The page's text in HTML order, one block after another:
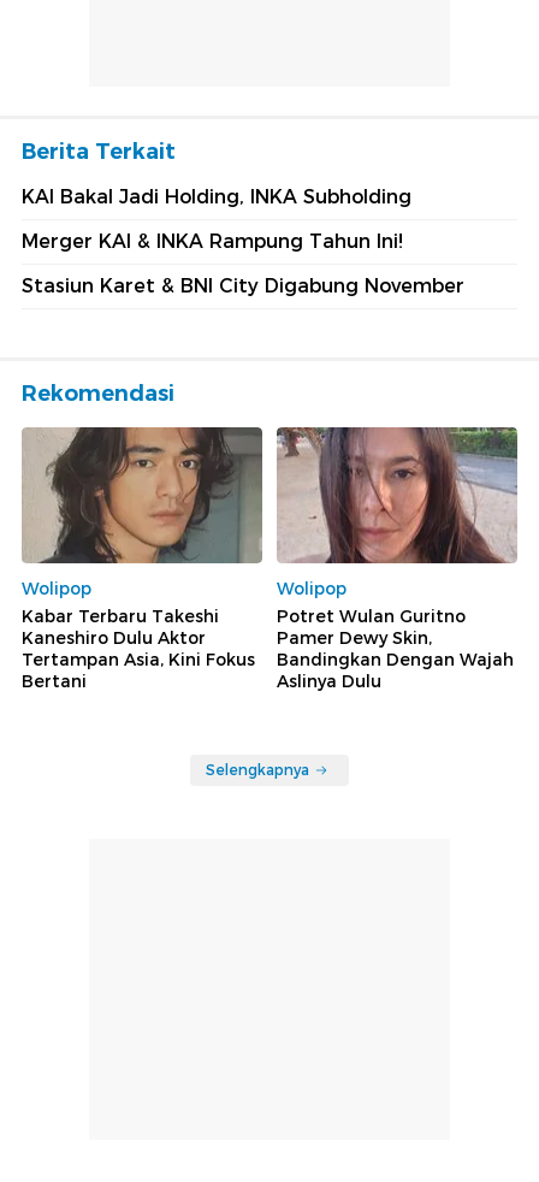
Berita Terkait
KAI Bakal Jadi Holding, INKA Subholding
Merger KAI & INKA Rampung Tahun Ini!
Stasiun Karet & BNI City Digabung November
Rekomendasi
Wolipop
Kabar Terbaru Takeshi
Kaneshiro Dulu Aktor
Tertampan Asia, Kini Fokus
Bertani
Wolipop
Potret Wulan Guritno
Pamer Dewy Skin,
Bandingkan Dengan Wajah
Aslinya Dulu
Selengkapnya